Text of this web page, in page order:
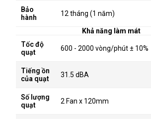
Bảo
hành
12 tháng (1 năm)
Khả năng làm mát
Tốc độ
quạt
600 - 2000 vòng/phút ± 10%
Tiếng ồn
của quạt
31.5 dBA
Số lượng
quạt
2 Fan x 120mm